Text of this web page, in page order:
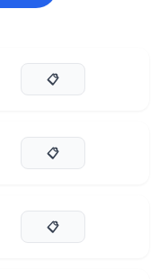
📋
📋
📋